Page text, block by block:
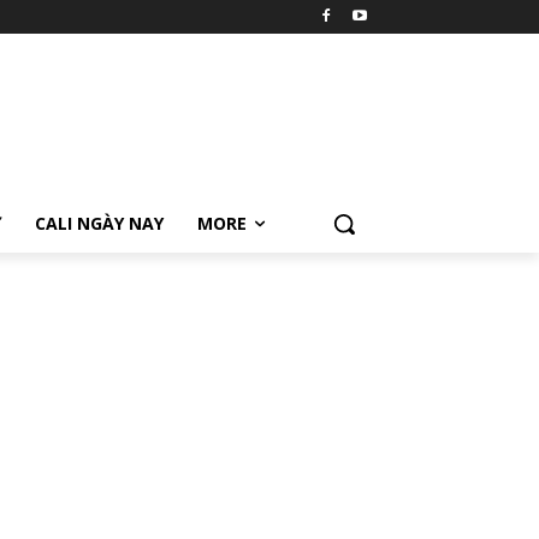
CALI NGÀY NAY MORE